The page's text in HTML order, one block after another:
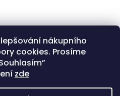
nákupního
cookies. Prosíme
zde
je sublimační technologie?